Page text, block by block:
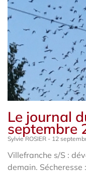
Le journal
septembre
Sylvie ROSIER 12
Villefranche s/S :
demain. Sécheresse